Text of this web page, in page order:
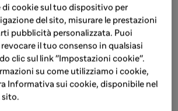
Patologia Prurigo
di cookie sul tuo dispositivo per
del sito, misurare le prestazioni
pubblicità personalizzata. Puoi
il tuo consenso in qualsiasi
clic sul link "Impostazioni cookie".
su come utilizziamo i cookie,
Informativa sui cookie, disponibile nel
sito.